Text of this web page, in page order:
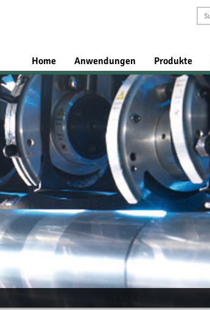
Home Anwendungen Produkte